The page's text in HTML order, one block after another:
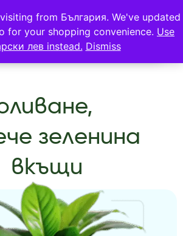
зеленина
вкъщи
from България. We've updated
for your shopping convenience. Use
лев instead. Dismiss